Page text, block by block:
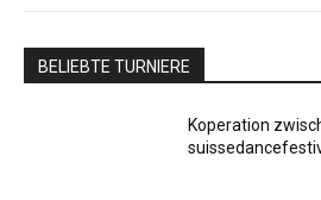
BELIEBTE TURNIERE
Koperation